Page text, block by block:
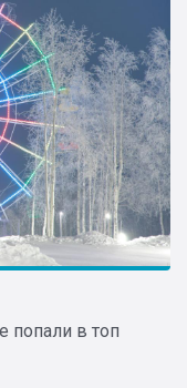
попали в топ